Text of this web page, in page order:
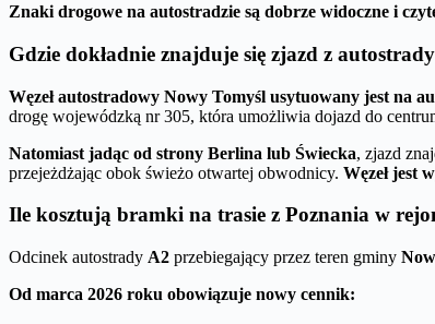
Znaki drogowe na autostradzie są dobrze widoczne i
Gdzie dokładnie znajduje się zjazd z
Węzeł autostradowy Nowy Tomyśl usytuowany jest na
drogę wojewódzką nr 305, która umożliwia dojazd do
Natomiast jadąc od strony Berlina lub Świecka, zjazd
przejeżdżając obok świeżo otwartej obwodnicy. Węzeł jest
Ile kosztują bramki na trasie z Poznania w
Odcinek autostrady A2 przebiegający przez teren gminy
Od marca 2026 roku obowiązuje nowy cennik: